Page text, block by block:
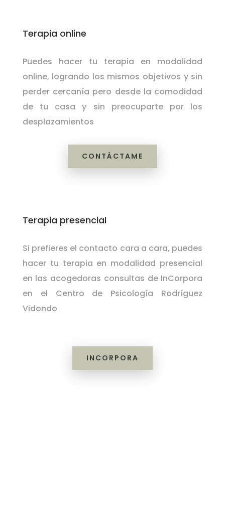
Terapia online
Puedes hacer tu terapia en modalidad
online, logrando los mismos objetivos y sin
perder cercanía pero desde la comodidad
de tu casa y sin preocuparte por los
desplazamientos
CONTÁCTAME
Terapia presencial
Si prefieres el contacto cara a cara, puedes
hacer tu terapia en modalidad presencial
en las acogedoras consultas de InCorpora
en el Centro de Psicología Rodríguez
Vidondo
INCORPORA